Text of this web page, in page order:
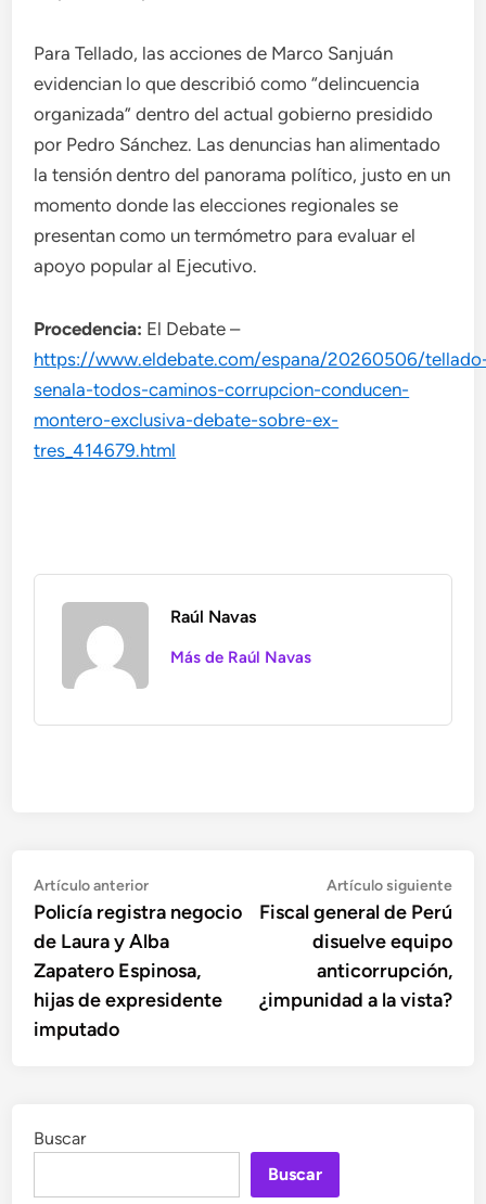
Para Tellado, las acciones de Marco Sanjuán
evidencian lo que describió como “delincuencia
organizada” dentro del actual gobierno presidido
por Pedro Sánchez. Las denuncias han alimentado
la tensión dentro del panorama político, justo en un
momento donde las elecciones regionales se
presentan como un termómetro para evaluar el
apoyo popular al Ejecutivo.
Procedencia: El Debate –
https://www.eldebate.com/espana/20260506/
senala-todos-caminos-corrupcion-conducen-
montero-exclusiva-debate-sobre-ex-
tres_414679.html
Raúl Navas
Más de Raúl Navas
Navegación
de
entradas
Artículo anteriorArtículo
anterior:
Policía registra negocio
de Laura y Alba
Zapatero Espinosa,
hijas de expresidente
imputado
Artículo siguiente
Fiscal general de Perú
disuelve equipo
anticorrupción,
¿impunidad a la vista?
Buscar
Buscar